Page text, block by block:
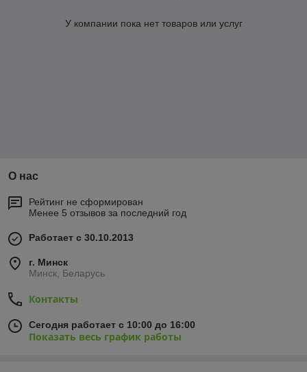
У компании пока нет товаров или услуг
О нас
Рейтинг не сформирован
Менее 5 отзывов за последний год
Работает с 30.10.2013
г. Минск
Минск, Беларусь
Контакты
Сегодня работает с 10:00 до 16:00
Показать весь график работы